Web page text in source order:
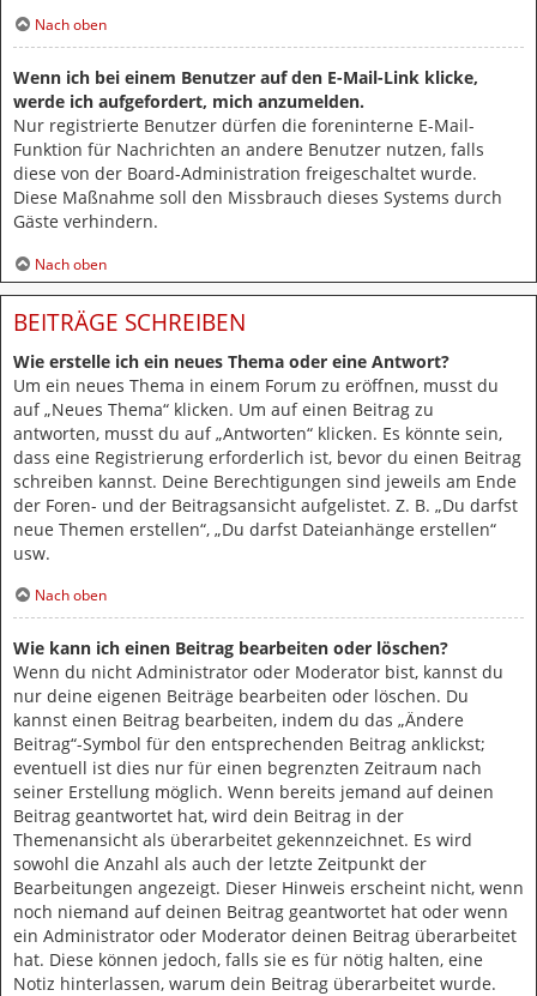
Nach oben
Wenn ich bei einem Benutzer auf den E-Mail-Link klicke,
werde ich aufgefordert, mich anzumelden.
Nur registrierte Benutzer dürfen die foreninterne E-Mail-
Funktion für Nachrichten an andere Benutzer nutzen, falls
diese von der Board-Administration freigeschaltet wurde.
Diese Maßnahme soll den Missbrauch dieses Systems durch
Gäste verhindern.
Nach oben
BEITRÄGE SCHREIBEN
Wie erstelle ich ein neues Thema oder eine Antwort?
Um ein neues Thema in einem Forum zu eröffnen, musst du
auf „Neues Thema“ klicken. Um auf einen Beitrag zu
antworten, musst du auf „Antworten“ klicken. Es könnte sein,
dass eine Registrierung erforderlich ist, bevor du einen Beitrag
schreiben kannst. Deine Berechtigungen sind jeweils am Ende
der Foren- und der Beitragsansicht aufgelistet. Z. B. „Du darfst
neue Themen erstellen“, „Du darfst Dateianhänge erstellen“
usw.
Nach oben
Wie kann ich einen Beitrag bearbeiten oder löschen?
Wenn du nicht Administrator oder Moderator bist, kannst du
nur deine eigenen Beiträge bearbeiten oder löschen. Du
kannst einen Beitrag bearbeiten, indem du das „Ändere
Beitrag“-Symbol für den entsprechenden Beitrag anklickst;
eventuell ist dies nur für einen begrenzten Zeitraum nach
seiner Erstellung möglich. Wenn bereits jemand auf deinen
Beitrag geantwortet hat, wird dein Beitrag in der
Themenansicht als überarbeitet gekennzeichnet. Es wird
sowohl die Anzahl als auch der letzte Zeitpunkt der
Bearbeitungen angezeigt. Dieser Hinweis erscheint nicht, wenn
noch niemand auf deinen Beitrag geantwortet hat oder wenn
ein Administrator oder Moderator deinen Beitrag überarbeitet
hat. Diese können jedoch, falls sie es für nötig halten, eine
Notiz hinterlassen, warum dein Beitrag überarbeitet wurde.